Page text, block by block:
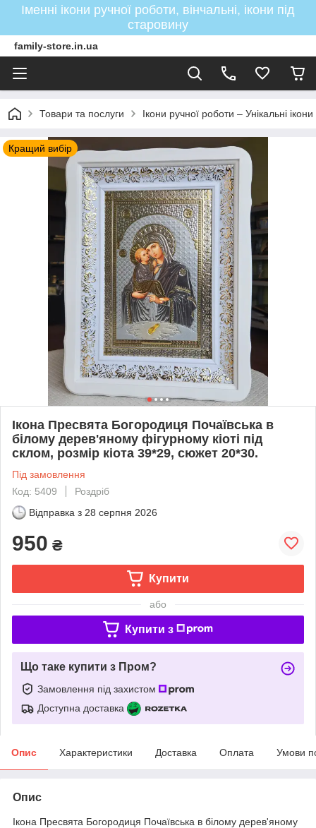
Іменні ікони ручної роботи, вінчальні, ікони під
старовину
family-store.in.ua
Товари та послуги Ікони ручної роботи – Унікальні
Кращий вибір
Ікона Пресвята Богородиця Почаївська в
білому дерев'яному фігурному кіоті під
склом, розмір кіота 39*29, сюжет 20*30.
Під замовлення
Код: 5409
Роздріб
Відправка з 28 серпня 2026
950 ₴
Купити
або
Купити з
Що таке купити з Пром?
Замовлення під захистом
Доступна доставка
Опис Характеристики Доставка Оплата Умови
Опис
Ікона Пресвята Богородиця Почаївська в білому дерев'яному